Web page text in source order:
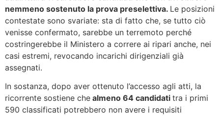
nemmeno sostenuto la prova preselettiva. Le posizioni
contestate sono svariate: sta di fatto che, se tutto ciò
venisse confermato, sarebbe un terremoto perché
costringerebbe il Ministero a correre ai ripari anche, nei
casi estremi, revocando incarichi dirigenziali già
assegnati.
In sostanza, dopo aver ottenuto l’accesso agli atti, la
ricorrente sostiene che almeno 64 candidati tra i primi
590 classificati potrebbero non avere i requisiti